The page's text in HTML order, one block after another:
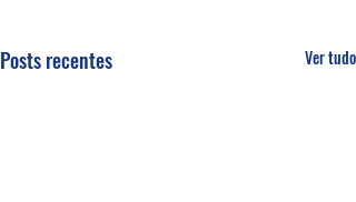
Posts recentes Ver tudo